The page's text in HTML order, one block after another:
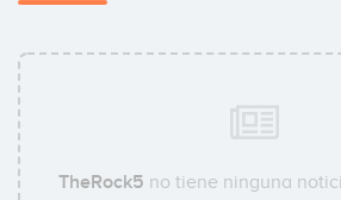
TheRock5 no tiene ninguna